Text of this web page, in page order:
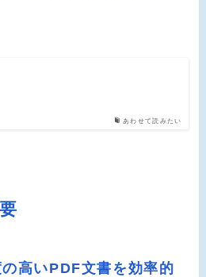
あわせて読みたい
高いPDF文書を効率的